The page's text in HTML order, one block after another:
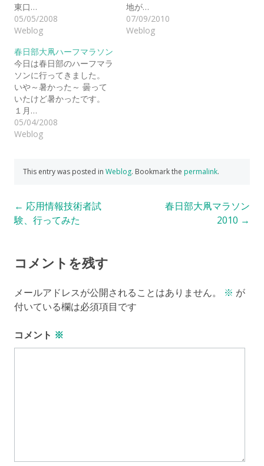
東口…
05/05/2008
Weblog
地が…
07/09/2010
Weblog
春日部大凧ハーフマラソン
今日は春日部のハーフマラ
ソンに行ってきました。
いや～暑かった～ 曇って
いたけど暑かったです。
１月…
05/04/2008
Weblog
This entry was posted in Weblog. Bookmark the permalink.
Post
navigation
← 応用情報技術者試
験、行ってみた
春日部大凧マラソン
2010 →
コメントを残す
メールアドレスが公開されることはありません。 ※ が
付いている欄は必須項目です
コメント ※